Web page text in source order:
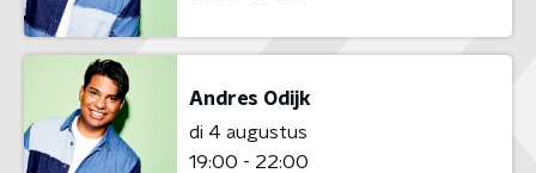
Andres Odijk
di 4 augustus
19:00 - 22:00